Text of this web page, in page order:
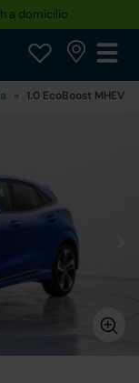
a domicilio
1.0 EcoBoost MHEV